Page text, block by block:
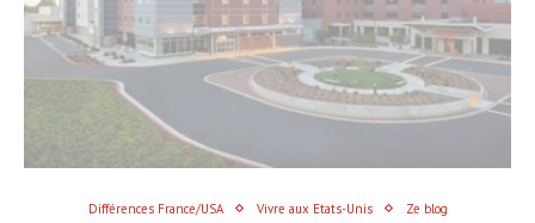
Différences France/USA Vivre aux Etats-Unis Ze blog